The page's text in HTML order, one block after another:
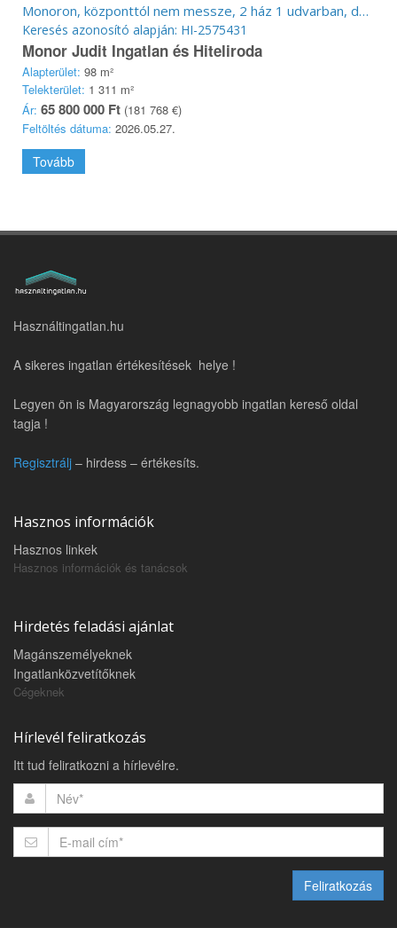
Monoron, központtól nem messze, 2 ház 1 udvarban, dupla telekkel
Keresés azonosító alapján: HI-2575431
Monor Judit Ingatlan és Hiteliroda
Alapterület: 98 m²
Telekterület: 1 311 m²
Ár: 65 800 000 Ft (181 768 €)
Feltöltés dátuma: 2026.05.27.
Tovább
Használtingatlan.hu
A sikeres ingatlan értékesítések helye !
Legyen ön is Magyarország legnagyobb ingatlan kereső oldal
tagja !
Regisztrálj – hirdess – értékesíts.
Hasznos információk
Hasznos linkek
Hasznos információk és tanácsok
Hirdetés feladási ajánlat
Magánszemélyeknek
Ingatlanközvetítőknek
Cégeknek
Hírlevél feliratkozás
Itt tud feliratkozni a hírlevélre.
Feliratkozás